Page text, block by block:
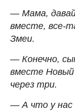
— Мама,
вместе, все-
Змеи.
— Конечно,
вместе Новый
через три.
— А что у нас